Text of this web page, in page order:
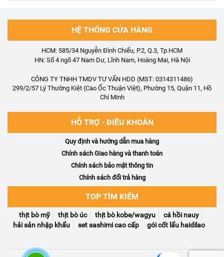
HỆ THỐNG CỬA HÀNG
HCM: 585/34 Nguyễn Đình Chiểu, P.2, Q.3, Tp.HCM
HN: Số 4 ngõ 47 Nam Dư, Lĩnh Nam, Hoàng Mai, Hà Nội
CÔNG TY TNHH TMDV TƯ VẤN HDD (MST: 0314311486)
299/2/57 Lý Thường Kiệt (Cao Ốc Thuận Việt), Phường 15, Quận 11, Hồ
Chí Minh
HỖ TRỢ - ĐIỀU KHOẢN
Quy định và hướng dẫn mua hàng
Chính sách Giao hàng và thanh toán
Chính sách bảo mật thông tin
Chính sách đổi trả hàng
TOP TÌM KIẾM
thịt bò mỹ thịt bò úc thịt bò kobe/wagyu
cá hồi nauy
hải sản nhập khẩu
set sashimi cao cấp gói cốt lẩu haidilao